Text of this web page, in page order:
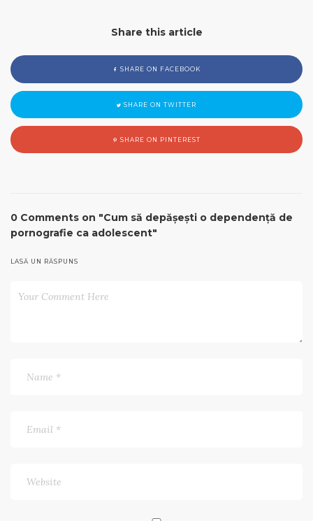
Share this article
SHARE ON FACEBOOK
SHARE ON TWITTER
SHARE ON PINTEREST
0 Comments on "Cum să depășești o dependență de
pornografie ca adolescent"
LASĂ UN RĂSPUNS